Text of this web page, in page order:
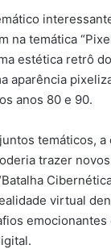
na temática
estética retrô
aparência
anos 80 e 90.
temáticos,
trazer
virtual
emocionantes